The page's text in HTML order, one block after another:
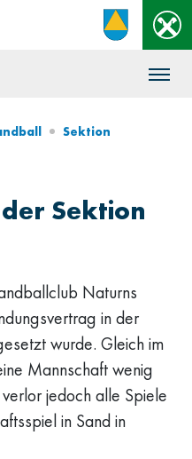
Sektion
Sektion
Naturns
in der
wurde. Gleich im
Mannschaft wenig
jedoch alle Spiele
in Sand in